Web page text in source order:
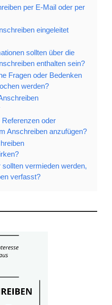
per E-Mail oder per
eingeleitet
sollten über die
enthalten sein?
Fragen oder Bedenken
werden?
oder
Anschreiben anzufügen?
vermieden werden,
verfasst?